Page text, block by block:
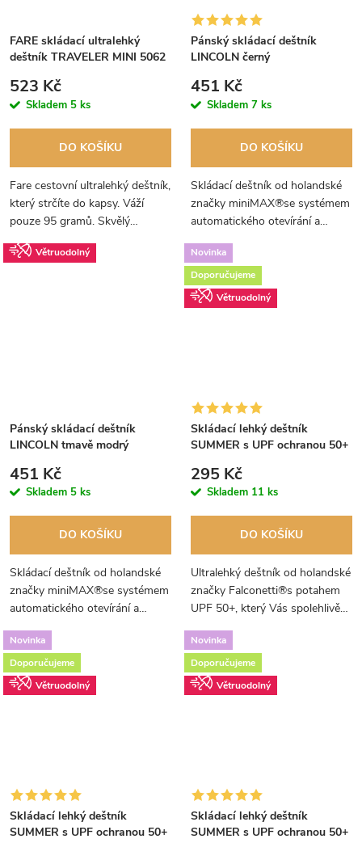
FARE skládací ultralehký
deštník TRAVELER MINI 5062
523 Kč
Skladem 5 ks
DO KOŠÍKU
Fare cestovní ultralehký deštník,
který strčíte do kapsy. Váží
pouze 95 gramů. Skvělý
a lehoučký - DOPORUČUJEME!
Pánský skládací deštník
LINCOLN černý
451 Kč
Skladem 7 ks
DO KOŠÍKU
Skládací deštník od holandské
značky miniMAX®se systémem
automatického otevírání a
složeném stavu.
Větruodolný
Pánský skládací deštník
LINCOLN tmavě modrý
451 Kč
Skladem 5 ks
DO KOŠÍKU
Skládací deštník od holandské
značky miniMAX®se systémem
automatického otevírání a
složeném stavu.
Novinka
Doporučujeme
Větruodolný
Skládací lehký deštník
SUMMER s UPF ochranou 50+
295 Kč
Skladem 11 ks
DO KOŠÍKU
Ultralehký deštník od holandské
značky Falconetti®s potahem
UPF 50+, který Vás spolehlivě
zářením.
Novinka
Doporučujeme
Větruodolný
Skládací lehký deštník
SUMMER s UPF ochranou 50+
Novinka
Doporučujeme
Větruodolný
Skládací lehký deštník
SUMMER s UPF ochranou 50+